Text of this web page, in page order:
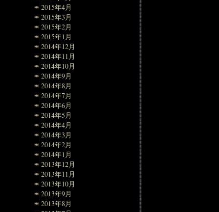
2015年4月
2015年3月
2015年2月
2015年1月
2014年12月
2014年11月
2014年10月
2014年9月
2014年8月
2014年7月
2014年6月
2014年5月
2014年4月
2014年3月
2014年2月
2014年1月
2013年12月
2013年11月
2013年10月
2013年9月
2013年8月